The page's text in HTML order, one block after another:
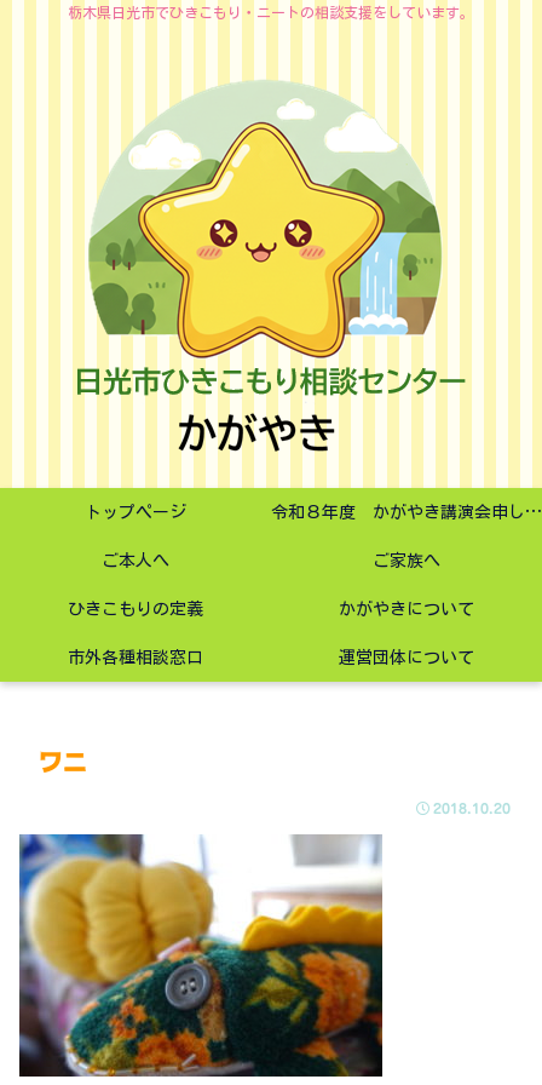
栃木県日光市でひきこもり・ニートの相談支援をしています。
トップページ 令和８年度 かがやき講演会申し込みフォーム
ご本人へ ご家族へ
ひきこもりの定義 かがやきについて
市外各種相談窓口 運営団体について
ワニ
2018.10.20